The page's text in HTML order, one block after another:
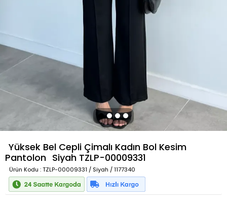
Yüksek Bel Cepli Çimalı Kadın Bol Kesim
Pantolon Siyah TZLP-00009331
Ürün Kodu : TZLP-00009331 / Siyah / 1177340